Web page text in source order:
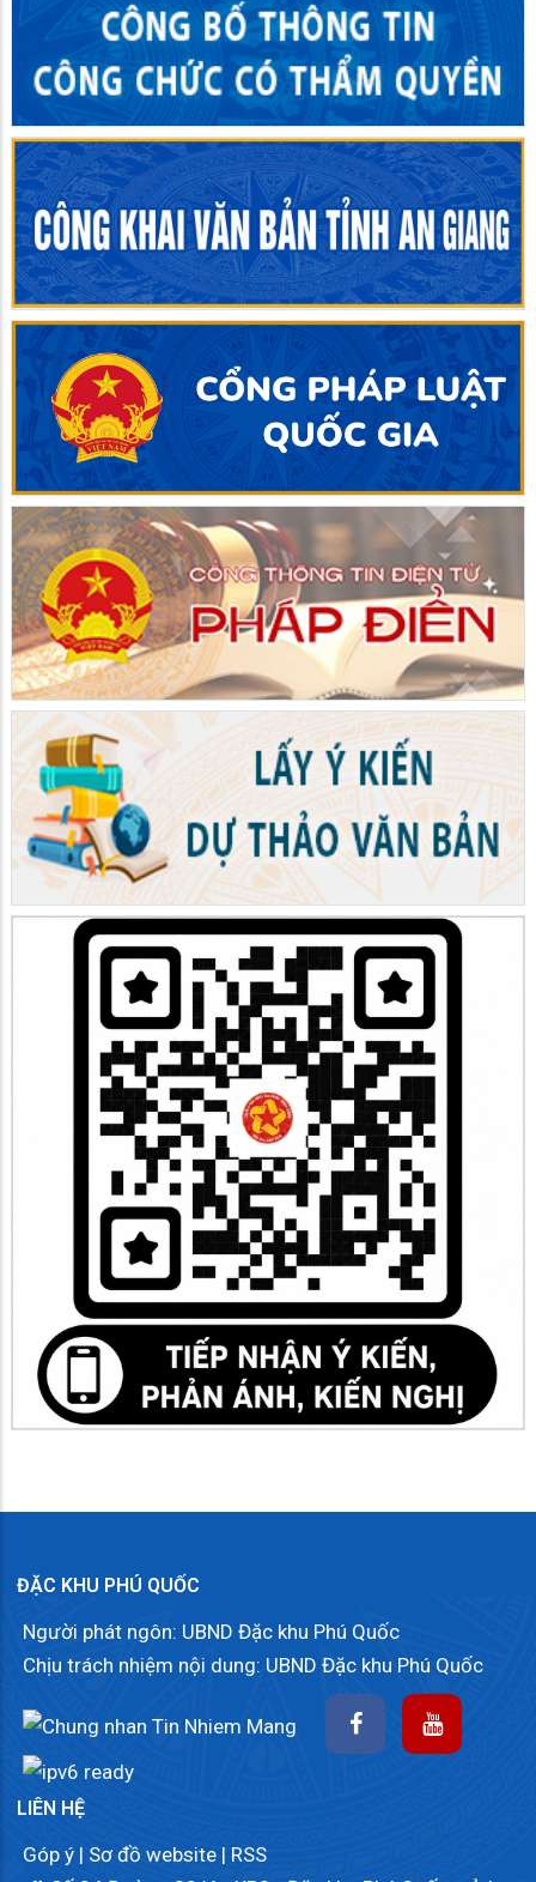
ĐẶC KHU PHÚ QUỐC
Người phát ngôn: UBND Đặc khu Phú Quốc
Chịu trách nhiệm nội dung: UBND Đặc khu Phú Quốc
LIÊN HỆ
Góp ý | Sơ đồ website | RSS